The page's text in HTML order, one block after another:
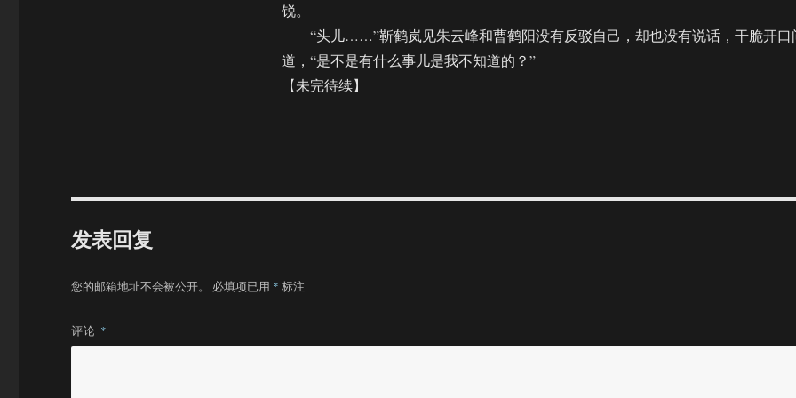
锐。
“头儿……”靳鹤岚见朱云峰和曹鹤阳没有反驳自己，却也没有说话，干脆开口
道，“是不是有什么事儿是我不知道的？”
【未完待续】
发表回复
您的邮箱地址不会被公开。 必填项已用 * 标注
评论 *